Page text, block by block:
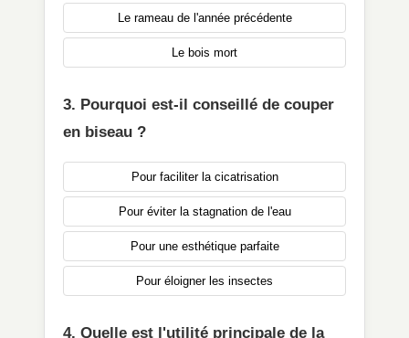
Le rameau de l'année précédente
Le bois mort
3. Pourquoi est-il conseillé de couper
en biseau ?
Pour faciliter la cicatrisation
Pour éviter la stagnation de l'eau
Pour une esthétique parfaite
Pour éloigner les insectes
4. Quelle est l'utilité principale de la